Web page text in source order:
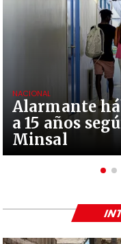
Alarmante
a 15 años
Minsal
NACIONAL